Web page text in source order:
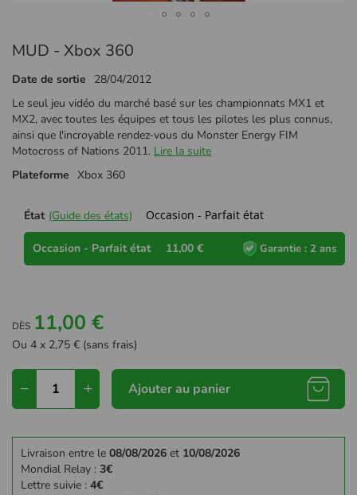
au
de
la
Galerie
d’images
MUD - Xbox 360
Date de sortie
28/04/2012
Le seul jeu vidéo du marché basé sur les championnats MX1 et
MX2, avec toutes les équipes et tous les pilotes les plus connus,
ainsi que l'incroyable rendez-vous du Monster Energy FIM
Motocross of Nations 2011. Lire la suite
Plateforme Xbox 360
État (Guide des états) Occasion - Parfait état
Occasion - Parfait état 11,00 € Garantie : 2 ans
DÈS 11,00 €
Ou 4 x 2,75 € (sans frais)
Ajouter au panier
Livraison entre le 08/08/2026 et 10/08/2026
Mondial Relay : 3€
Lettre suivie : 4€